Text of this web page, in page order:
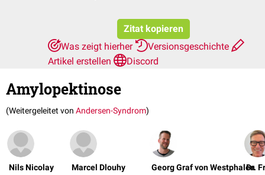
Zitat kopieren
Was zeigt hierher
Versionsgeschichte
Artikel erstellen
Discord
Amylopektinose
(Weitergeleitet von Andersen-Syndrom)
Nils Nicolay Marcel Dlouhy Georg Graf von Westphalen
Dr.